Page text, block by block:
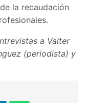
la recaudación
a Valter
(periodista) y